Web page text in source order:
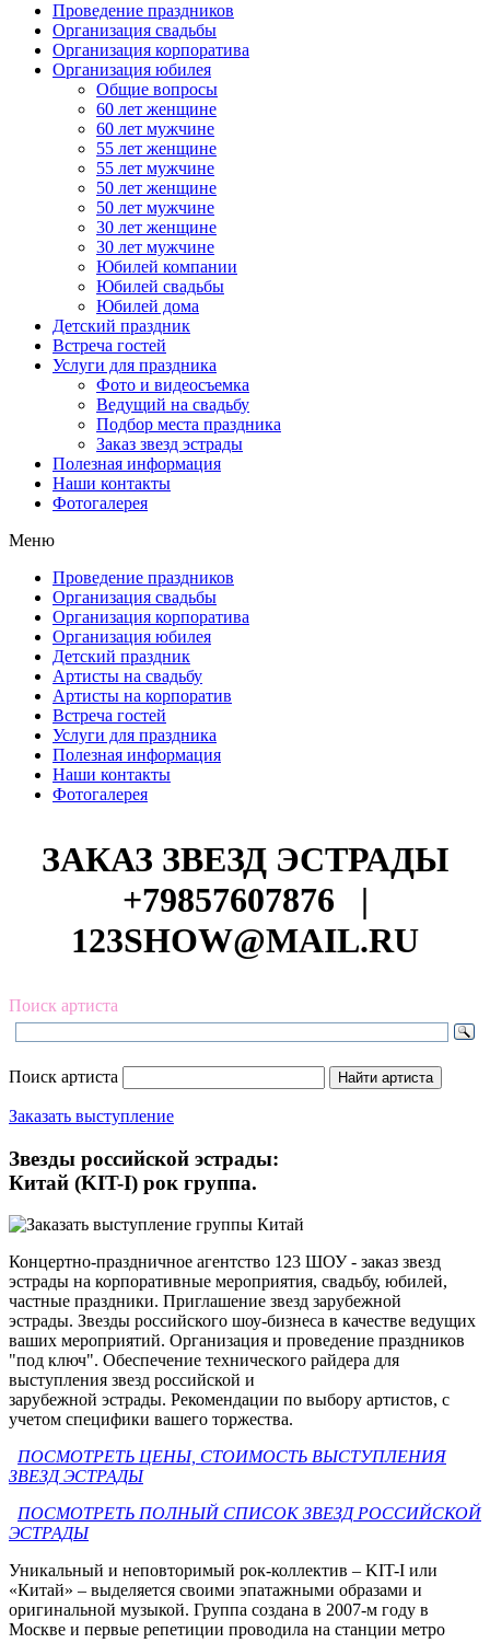
Проведение праздников
Организация свадьбы
Организация корпоратива
Организация юбилея
Общие вопросы
60 лет женщине
60 лет мужчине
55 лет женщине
55 лет мужчине
50 лет женщине
50 лет мужчине
30 лет женщине
30 лет мужчине
Юбилей компании
Юбилей свадьбы
Юбилей дома
Детский праздник
Встреча гостей
Услуги для праздника
Фото и видеосъемка
Ведущий на свадьбу
Подбор места праздника
Заказ звезд эстрады
Полезная информация
Наши контакты
Фотогалерея
Меню
Проведение праздников
Организация свадьбы
Организация корпоратива
Организация юбилея
Детский праздник
Артисты на свадьбу
Артисты на корпоратив
Встреча гостей
Услуги для праздника
Полезная информация
Наши контакты
Фотогалерея
ЗАКАЗ ЗВЕЗД ЭСТРАДЫ
+79857607876
|
123SHOW@MAIL.RU
Поиск артиста
Поиск артиста
Заказать выступление
Звезды российской эстрады:
Китай (KIT-I) рок группа.
Концертно-праздничное агентство 123 ШОУ - заказ звезд
эстрады на корпоративные мероприятия, свадьбу, юбилей,
частные праздники. Приглашение звезд зарубежной
эстрады. Звезды российского шоу-бизнеса в качестве ведущих
ваших мероприятий. Организация и проведение праздников
"под ключ". Обеспечение технического райдера для
выступления звезд российской и
зарубежной эстрады. Рекомендации по выбору артистов, с
учетом специфики вашего торжества.
ПОСМОТРЕТЬ ЦЕНЫ, СТОИМОСТЬ ВЫСТУПЛЕНИЯ
ЗВЕЗД ЭСТРАДЫ
ПОСМОТРЕТЬ ПОЛНЫЙ СПИСОК ЗВЕЗД РОССИЙСКОЙ
ЭСТРАДЫ
Уникальный и неповторимый рок-коллектив – KIT-I или
«Китай» – выделяется своими эпатажными образами и
оригинальной музыкой. Группа создана в 2007-м году в
Москве и первые репетиции проводила на станции метро